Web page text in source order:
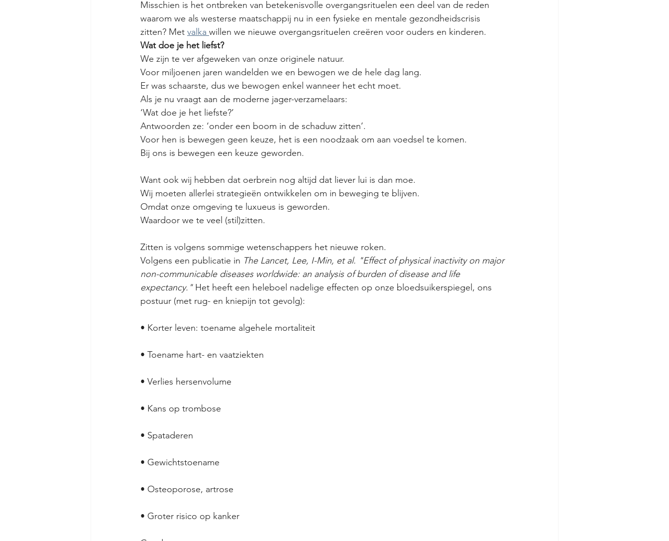
Misschien is het ontbreken van betekenisvolle overgangsrituelen een deel van de reden
waarom we als westerse maatschappij nu in een fysieke en mentale gezondheidscrisis
zitten? Met valka willen we nieuwe overgangsrituelen creëren voor ouders en kinderen.
Wat doe je het liefst?
We zijn te ver afgeweken van onze originele natuur.
Voor miljoenen jaren wandelden we en bewogen we de hele dag lang.
Er was schaarste, dus we bewogen enkel wanneer het echt moet.
Als je nu vraagt aan de moderne jager-verzamelaars:
‘Wat doe je het liefste?’
Antwoorden ze: ‘onder een boom in de schaduw zitten’.
Voor hen is bewegen geen keuze, het is een noodzaak om aan voedsel te komen.
Bij ons is bewegen een keuze geworden.
Want ook wij hebben dat oerbrein nog altijd dat liever lui is dan moe.
Wij moeten allerlei strategieën ontwikkelen om in beweging te blijven.
Omdat onze omgeving te luxueus is geworden.
Waardoor we te veel (stil)zitten.
Zitten is volgens sommige wetenschappers het nieuwe roken.
Volgens een publicatie in The Lancet, Lee, I-Min, et al. "Effect of physical inactivity on major
non-communicable diseases worldwide: an analysis of burden of disease and life
expectancy." Het heeft een heleboel nadelige effecten op onze bloedsuikerspiegel, ons
postuur (met rug- en kniepijn tot gevolg):
• Korter leven: toename algehele mortaliteit
• Toename hart- en vaatziekten
• Verlies hersenvolume
• Kans op trombose
• Spataderen
• Gewichtstoename
• Osteoporose, artrose
• Groter risico op kanker